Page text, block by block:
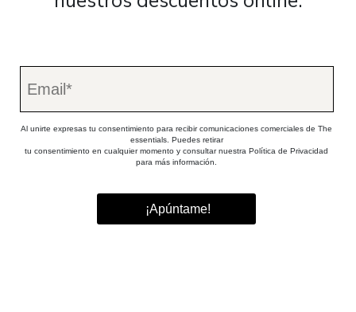
Al unirte expresas tu consentimiento para recibir comunicaciones comerciales de The
essentials. Puedes retirar
tu consentimiento en cualquier momento y consultar nuestra Política de Privacidad
para más información.